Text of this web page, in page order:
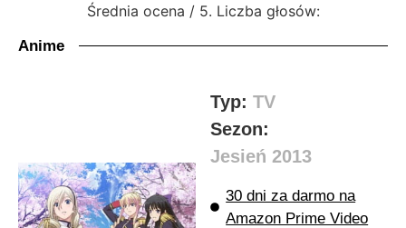
Średnia ocena / 5. Liczba głosów:
Anime
Typ: TV
Sezon:
Jesień 2013
30 dni za darmo na
Amazon Prime Video